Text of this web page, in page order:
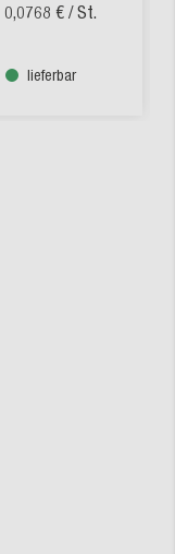
0,0768 € / St.
lieferbar